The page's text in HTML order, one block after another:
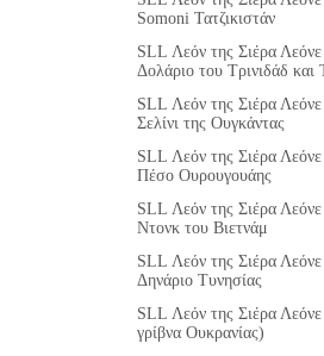
Somoni Τατζικιστάν
SLL Λεόν της Σιέρα Λεόνε
Δολάριο του Τρινιδάδ και
SLL Λεόν της Σιέρα Λεόνε
Σελίνι της Ουγκάντας
SLL Λεόν της Σιέρα Λεόνε
Πέσο Ουρουγουάης
SLL Λεόν της Σιέρα Λεόνε
Ντονκ του Βιετνάμ
SLL Λεόν της Σιέρα Λεόνε
Δηνάριο Τυνησίας
SLL Λεόν της Σιέρα Λεόνε
γρίβνα Ουκρανίας)